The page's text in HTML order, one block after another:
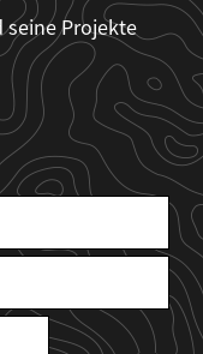
seine Projekte